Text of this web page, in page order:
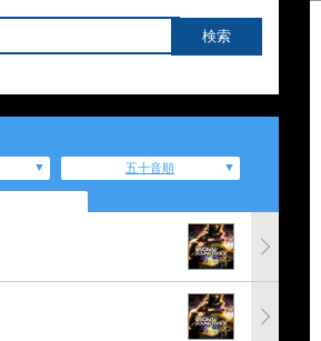
五十音順